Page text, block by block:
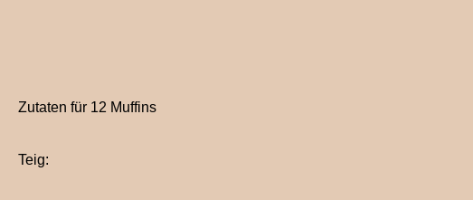
Zutaten für 12 Muffins
Teig: